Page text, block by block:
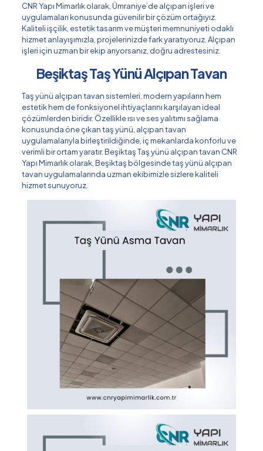
CNR Yapı Mimarlık olarak, Ümraniye’de alçıpan işleri ve
uygulamaları konusunda güvenilir bir çözüm ortağıyız.
Kaliteli işçilik, estetik tasarım ve müşteri memnuniyeti odaklı
hizmet anlayışımızla, projelerinizde fark yaratıyoruz. Alçıpan
işleri için uzman bir ekip arıyorsanız, doğru adrestesiniz.
Beşiktaş Taş Yünü Alçıpan Tavan
Taş yünü alçıpan tavan sistemleri, modern yapıların hem
estetik hem de fonksiyonel ihtiyaçlarını karşılayan ideal
çözümlerden biridir. Özellikle ısı ve ses yalıtımı sağlama
konusunda öne çıkan taş yünü, alçıpan tavan
uygulamalarıyla birleştirildiğinde, iç mekanlarda konforlu ve
verimli bir ortam yaratır. Beşiktaş Taş yünü alçıpan tavan CNR
Yapı Mimarlık olarak, Beşiktaş bölgesinde taş yünü alçıpan
tavan uygulamalarında uzman ekibimizle sizlere kaliteli
hizmet sunuyoruz.